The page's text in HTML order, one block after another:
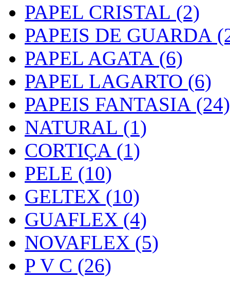
PAPEL CRISTAL (2)
PAPEIS DE GUARDA
PAPEL AGATA (6)
PAPEL LAGARTO (6)
PAPEIS FANTASIA (24)
NATURAL (1)
CORTIÇA (1)
PELE (10)
GELTEX (10)
GUAFLEX (4)
NOVAFLEX (5)
P V C (26)